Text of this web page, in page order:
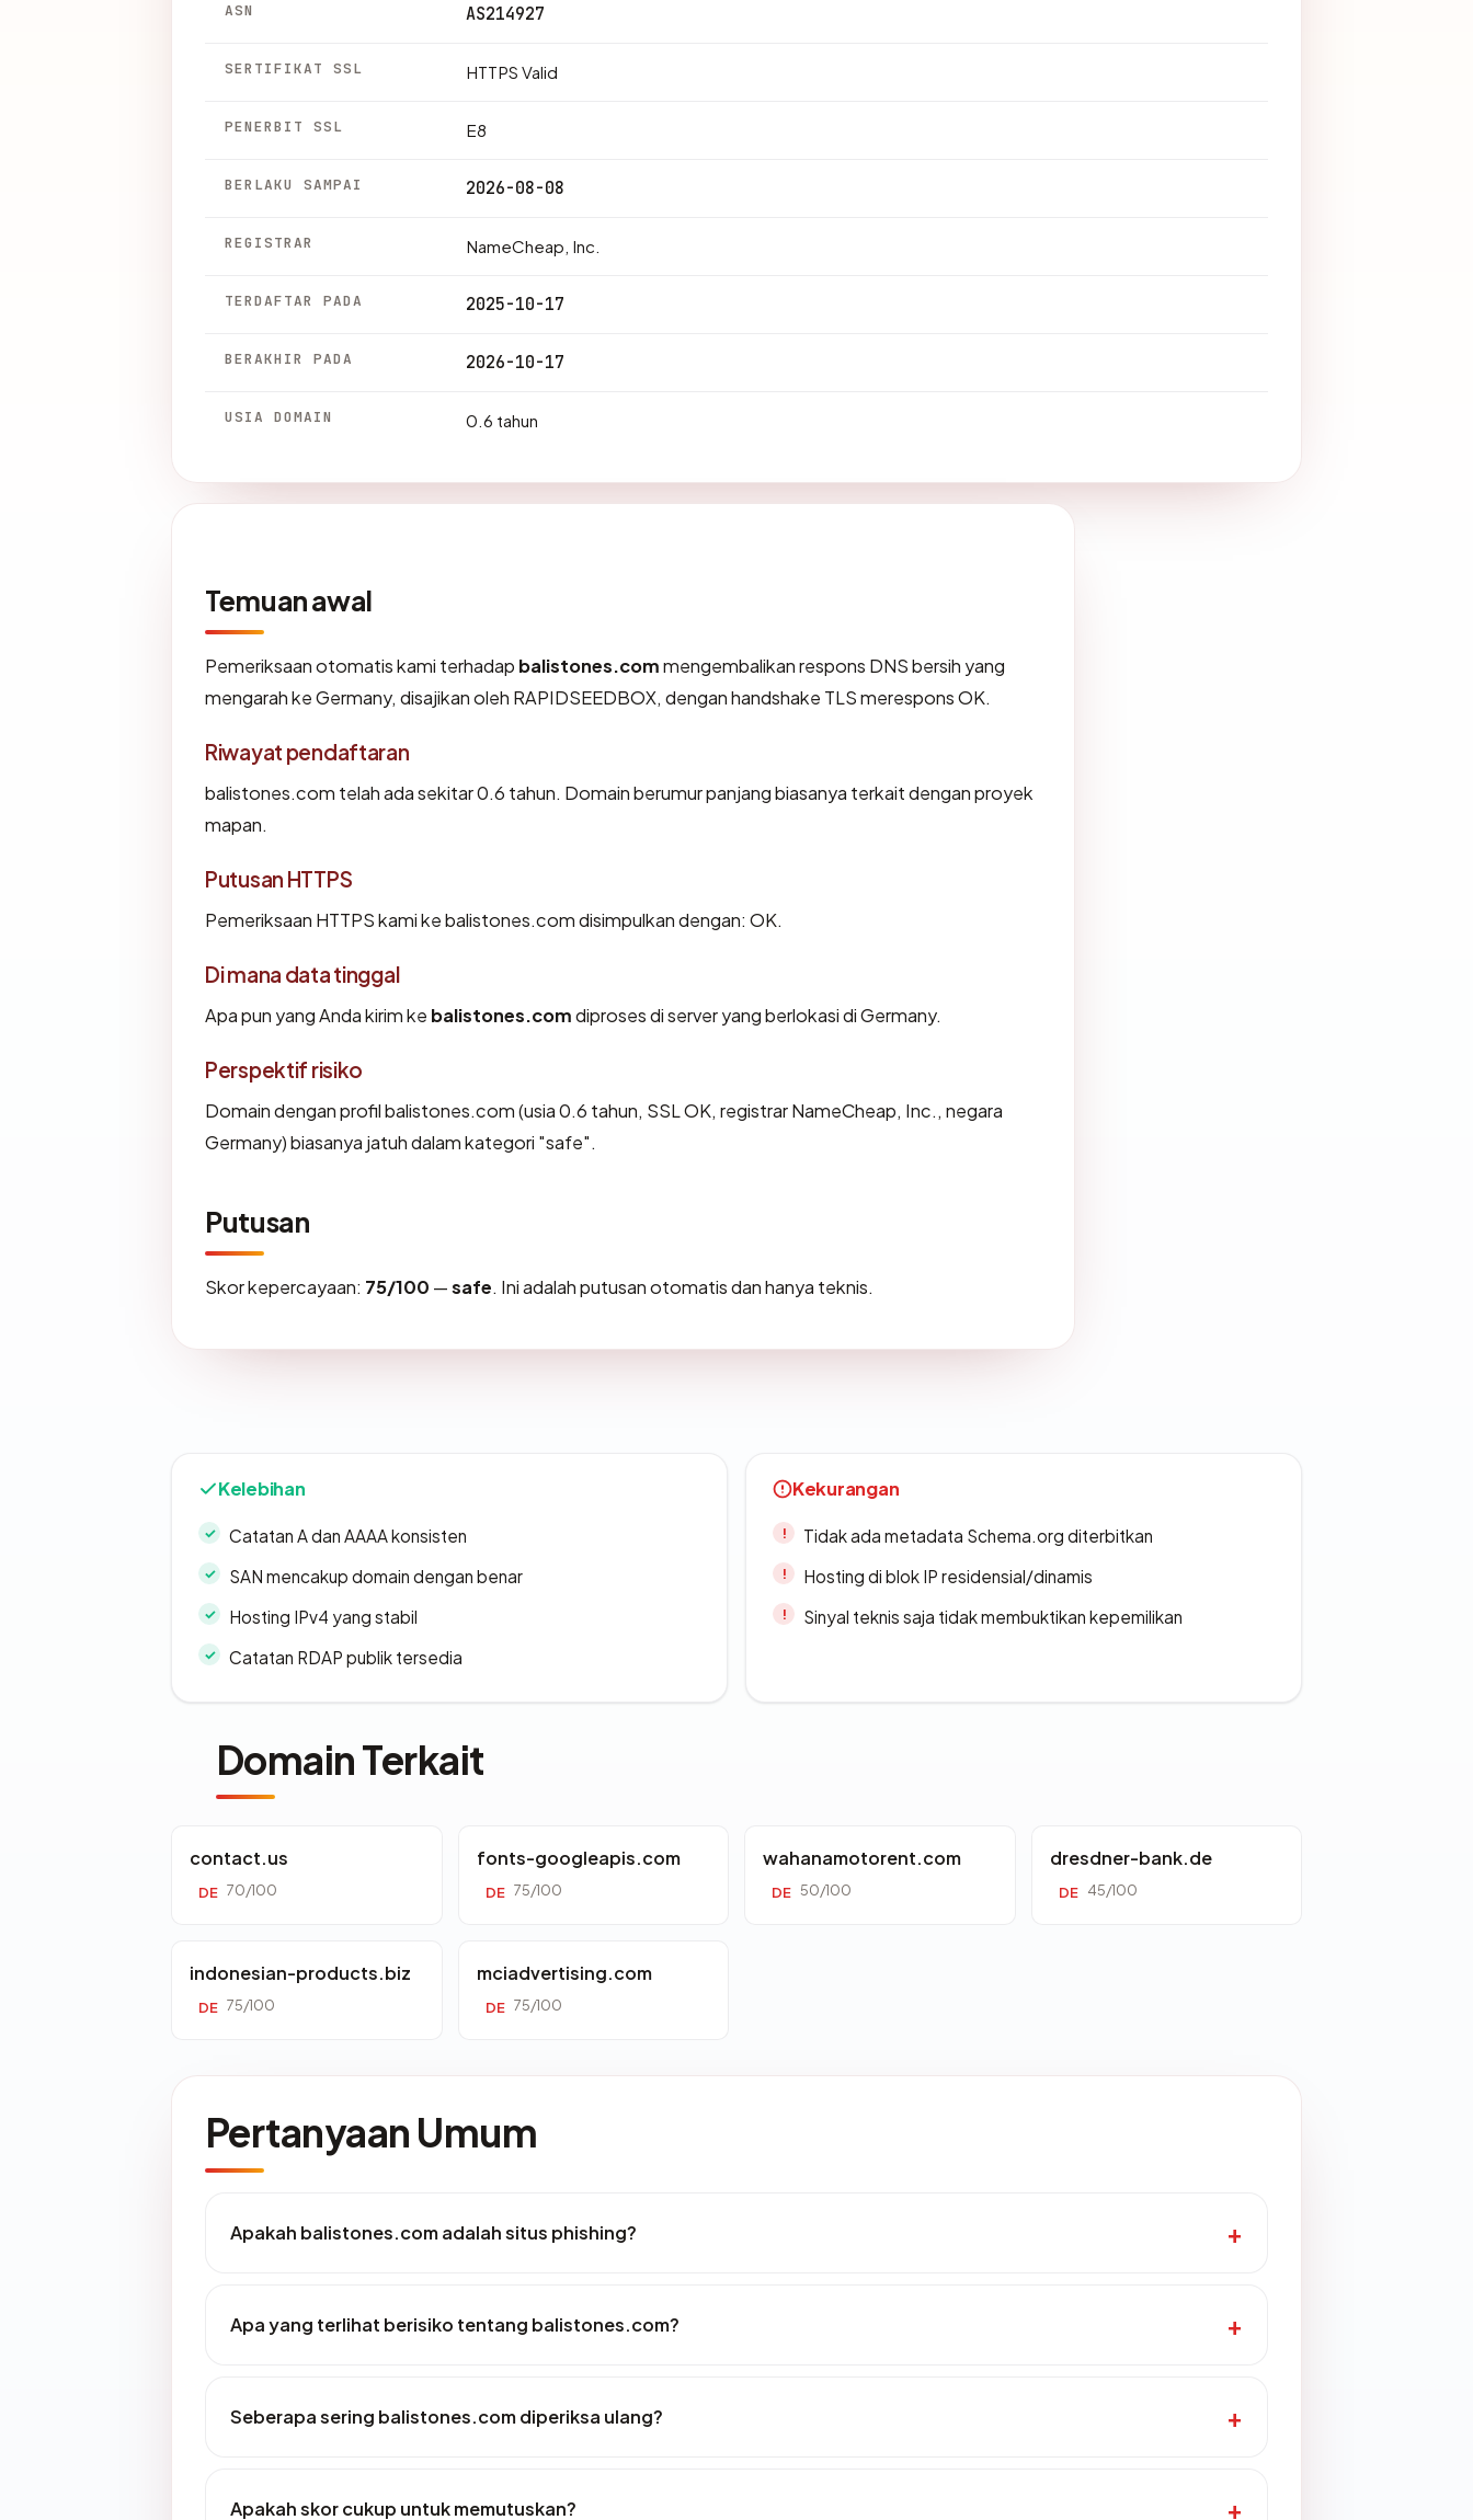
ASN AS214927
SERTIFIKAT SSL HTTPS Valid
PENERBIT SSL E8
BERLAKU SAMPAI 2026-08-08
REGISTRAR NameCheap, Inc.
TERDAFTAR PADA 2025-10-17
BERAKHIR PADA 2026-10-17
USIA DOMAIN 0.6 tahun
Temuan awal
Pemeriksaan otomatis kami terhadap balistones.commengembalikan respons DNS bersih yang
mengarah ke Germany, disajikan oleh RAPIDSEEDBOX, dengan handshake TLS merespons OK.
Riwayat pendaftaran
balistones.com telah ada sekitar 0.6 tahun. Domain berumur panjang biasanya terkait dengan proyek
mapan.
Putusan HTTPS
Pemeriksaan HTTPS kami ke balistones.com disimpulkan dengan: OK.
Di mana data tinggal
Apa pun yang Anda kirim ke balistones.comdiproses di server yang berlokasi di Germany.
Perspektif risiko
Domain dengan profil balistones.com (usia 0.6 tahun, SSL OK, registrar NameCheap, Inc., negara
Germany) biasanya jatuh dalam kategori "safe".
Putusan
Skor kepercayaan: 75/100 —safe. Ini adalah putusan otomatis dan hanya teknis.
Kelebihan
Catatan A dan AAAA konsisten
SAN mencakup domain dengan benar
Hosting IPv4 yang stabil
Catatan RDAP publik tersedia
Kekurangan
Tidak ada metadata Schema.org diterbitkan
Hosting di blok IP residensial/dinamis
Sinyal teknis saja tidak membuktikan kepemilikan
Domain Terkait
contact.us
DE 70/100
fonts-googleapis.com
DE 75/100
wahanamotorent.com
DE 50/100
dresdner-bank.de
DE 45/100
indonesian-products.biz
DE 75/100
mciadvertising.com
DE 75/100
Pertanyaan Umum
Apakah balistones.com adalah situs phishing?
Apa yang terlihat berisiko tentang balistones.com?
Seberapa sering balistones.com diperiksa ulang?
Apakah skor cukup untuk memutuskan?